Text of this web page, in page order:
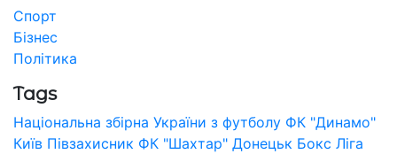
Спорт
Бізнес
Політика
Tags
Національна збірна України з футболу ФК "Динамо"
Київ Півзахисник ФК "Шахтар" Донецьк Бокс Ліга